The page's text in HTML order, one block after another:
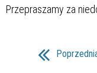
Przepraszamy za